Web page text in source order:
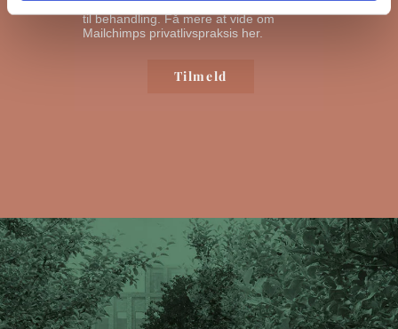
oplysninger vil blive overført til Mailchimp
til behandling.Få mere at vide om
Mailchimps privatlivspraksis her.